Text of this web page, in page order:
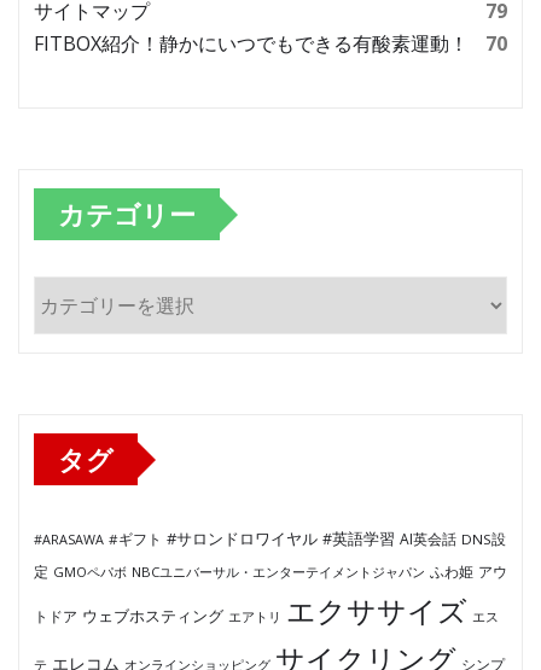
サイトマップ
79
FITBOX紹介！静かにいつでもできる有酸素運動！
70
カテゴリー
テ
タグ
#ARASAWA #ギフト #サロンドロワイヤル #英語学習 AI英会話 DNS設
定 GMOペパボ NBCユニバーサル・エンターテイメントジャパン ふわ姫 アウ
トドア ウェブホスティング エアトリ エクササイズ エス
テ エレコム オンラインショッピング サイクリング シンプ